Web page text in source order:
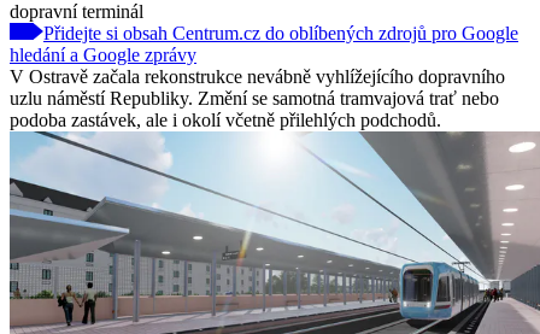
dopravní terminál
Přidejte si obsah Centrum.cz do oblíbených zdrojů pro Google
hledání a Google zprávy
V Ostravě začala rekonstrukce nevábně vyhlížejícího dopravního
uzlu náměstí Republiky. Změní se samotná tramvajová trať nebo
podoba zastávek, ale i okolí včetně přilehlých podchodů.